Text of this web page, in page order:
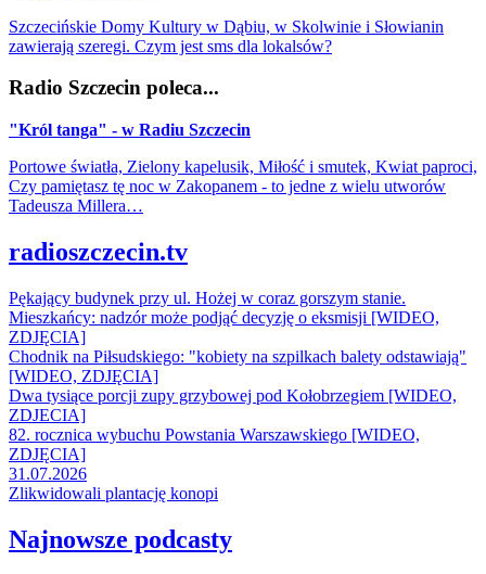
Szczecińskie Domy Kultury w Dąbiu, w Skolwinie i Słowianin
zawierają szeregi. Czym jest sms dla lokalsów?
Radio Szczecin poleca...
"Król tanga" - w Radiu Szczecin
Portowe światła, Zielony kapelusik, Miłość i smutek, Kwiat paproci,
Czy pamiętasz tę noc w Zakopanem - to jedne z wielu utworów
Tadeusza Millera…
radioszczecin.tv
Pękający budynek przy ul. Hożej w coraz gorszym stanie.
Mieszkańcy: nadzór może podjąć decyzję o eksmisji [WIDEO,
ZDJĘCIA]
Chodnik na Piłsudskiego: "kobiety na szpilkach balety odstawiają"
[WIDEO, ZDJĘCIA]
Dwa tysiące porcji zupy grzybowej pod Kołobrzegiem [WIDEO,
ZDJECIA]
82. rocznica wybuchu Powstania Warszawskiego [WIDEO,
ZDJĘCIA]
31.07.2026
Zlikwidowali plantację konopi
Najnowsze podcasty